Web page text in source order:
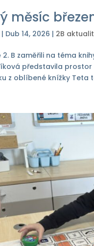
měsíc
| Dub 14, 2026 | 2B
B zaměřili na téma
představila
z oblíbené knížky Teta